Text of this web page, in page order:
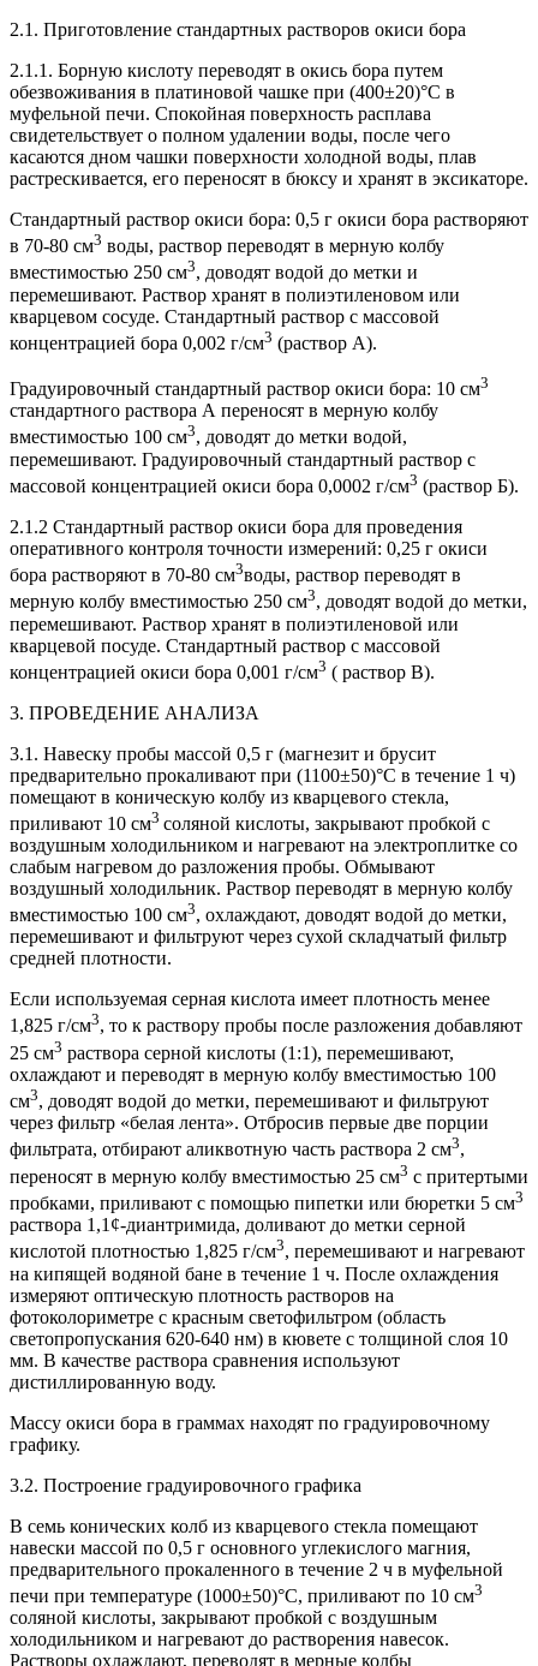
2.1. Приготовление стандартных растворов окиси бора
2.1.1. Борную кислоту переводят в окись бора путем
обезвоживания в платиновой чашке при (400±20)°С в
муфельной печи. Спокойная поверхность расплава
свидетельствует о полном удалении воды, после чего
касаются дном чашки поверхности холодной воды, плав
растрескивается, его переносят в бюксу и хранят в эксикаторе.
Стандартный раствор окиси бора: 0,5 г окиси бора растворяют
в 70-80 см3 воды, раствор переводят в мерную колбу
вместимостью 250 см3, доводят водой до метки и
перемешивают. Раствор хранят в полиэтиленовом или
кварцевом сосуде. Стандартный раствор с массовой
концентрацией бора 0,002 г/см3 (раствор А).
Градуировочный стандартный раствор окиси бора: 10 см3
стандартного раствора А переносят в мерную колбу
вместимостью 100 см3, доводят до метки водой,
перемешивают. Градуировочный стандартный раствор с
массовой концентрацией окиси бора 0,0002 г/см3 (раствор Б).
2.1.2 Стандартный раствор окиси бора для проведения
оперативного контроля точности измерений: 0,25 г окиси
бора растворяют в 70-80 см3воды, раствор переводят в
мерную колбу вместимостью 250 см3, доводят водой до метки,
перемешивают. Раствор хранят в полиэтиленовой или
кварцевой посуде. Стандартный раствор с массовой
концентрацией окиси бора 0,001 г/см3 ( раствор В).
3. ПРОВЕДЕНИЕ АНАЛИЗА
3.1. Навеску пробы массой 0,5 г (магнезит и брусит
предварительно прокаливают при (1100±50)°С в течение 1 ч)
помещают в коническую колбу из кварцевого стекла,
приливают 10 см3 соляной кислоты, закрывают пробкой с
воздушным холодильником и нагревают на электроплитке со
слабым нагревом до разложения пробы. Обмывают
воздушный холодильник. Раствор переводят в мерную колбу
вместимостью 100 см3, охлаждают, доводят водой до метки,
перемешивают и фильтруют через сухой складчатый фильтр
средней плотности.
Если используемая серная кислота имеет плотность менее
1,825 г/см3, то к раствору пробы после разложения добавляют
25 см3 раствора серной кислоты (1:1), перемешивают,
охлаждают и переводят в мерную колбу вместимостью 100
см3, доводят водой до метки, перемешивают и фильтруют
через фильтр «белая лента». Отбросив первые две порции
фильтрата, отбирают аликвотную часть раствора 2 см3,
переносят в мерную колбу вместимостью 25 см3 с притертыми
пробками, приливают с помощью пипетки или бюретки 5 см3
раствора 1,1¢-диантримида, доливают до метки серной
кислотой плотностью 1,825 г/см3, перемешивают и нагревают
на кипящей водяной бане в течение 1 ч. После охлаждения
измеряют оптическую плотность растворов на
фотоколориметре с красным светофильтром (область
светопропускания 620-640 нм) в кювете с толщиной слоя 10
мм. В качестве раствора сравнения используют
дистиллированную воду.
Массу окиси бора в граммах находят по градуировочному
графику.
3.2. Построение градуировочного графика
В семь конических колб из кварцевого стекла помещают
навески массой по 0,5 г основного углекислого магния,
предварительного прокаленного в течение 2 ч в муфельной
печи при температуре (1000±50)°С, приливают по 10 см3
соляной кислоты, закрывают пробкой с воздушным
холодильником и нагревают до растворения навесок.
Растворы охлаждают, переводят в мерные колбы